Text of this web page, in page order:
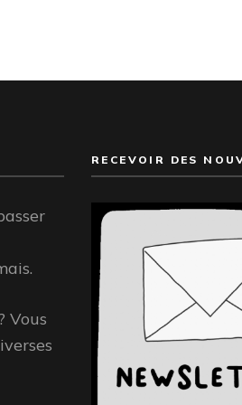
Vous
RECEVOIR DES